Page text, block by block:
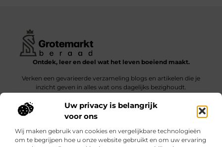
Uw privacy is belangrijk
voor ons
Wij maken gebruik van cookies en vergelijkbare technologieën
om te begrijpen hoe u onze website gebruikt en om uw ervaring
Ontdek, leer en deel wat het leven boeiend maakt.
Verken een gevarieerde verzameling blogs en artikelen die je
inzicht geven in alles wat ons dagelijks bezighoudt.
Bericht categorie